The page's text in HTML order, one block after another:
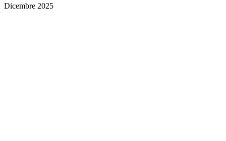
Dicembre 2025